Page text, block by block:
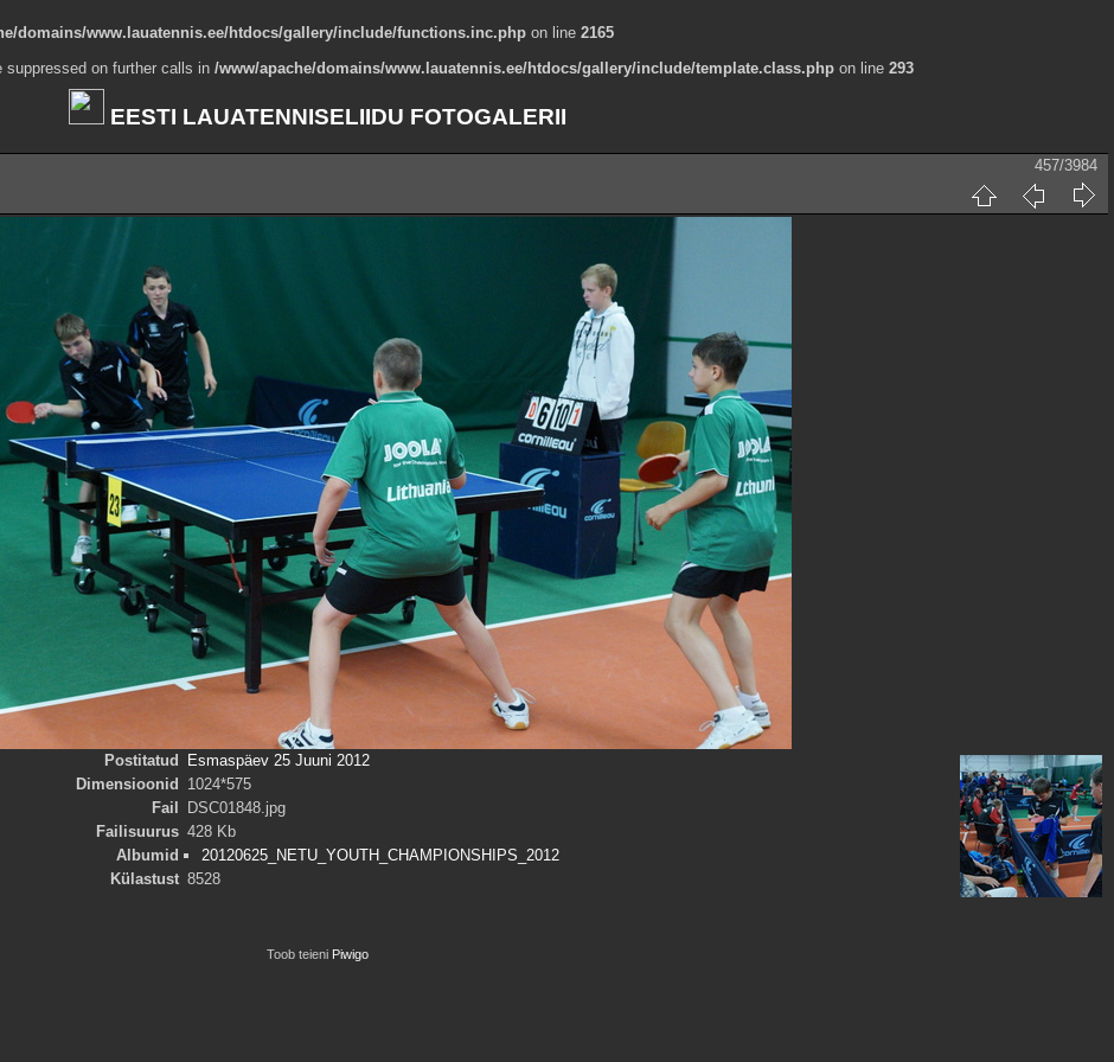
domains/www.lauatennis.ee/htdocs/gallery/include/functions.inc.php on line 2165
on further calls in /www/apache/domains/www.lauatennis.ee/htdocs/gallery/include/template.class.php on line 293
EESTI LAUATENNISELIIDU FOTOGALERII
457/3984
Postitatud
Esmaspäev 25 Juuni 2012
Dimensioonid
1024*575
Fail
DSC01848.jpg
Failisuurus 428 Kb
Albumid
20120625_NETU_YOUTH_CHAMPIONSHIPS_2012
Külastust 8528
Toob teieni Piwigo